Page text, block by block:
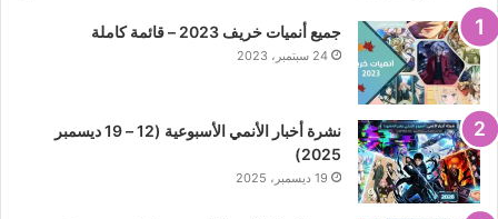
جميع أنميات خريف 2023 – قائمة كاملة
24 سبتمبر، 2023
نشرة أخبار الأنمي الأسبوعية (12 – 19 ديسمبر
2025)
19 ديسمبر، 2025